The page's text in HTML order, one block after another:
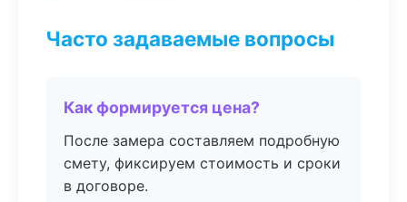
Часто задаваемые вопросы
Как формируется цена?
После замера составляем подробную
смету, фиксируем стоимость и сроки
в договоре.